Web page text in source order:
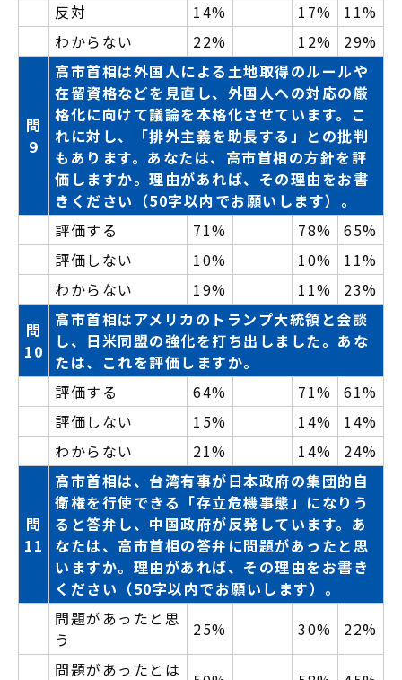
反対
14% 17%
11%
わからない
22% 12% 29%
問
９
高市首相は外国人による土地取得のルールや
在留資格などを見直し、外国人への対応の厳
格化に向けて議論を本格化させています。こ
れに対し、「排外主義を助長する」との批判
もあります。あなたは、高市首相の方針を評
価しますか。理由があれば、その理由をお書
きください（50字以内でお願いします）。
評価する
71% 78%
65%
評価しない
10% 10%
11%
わからない
19% 11%
23%
問
10
高市首相はアメリカのトランプ大統領と会談
し、日米同盟の強化を打ち出しました。あな
たは、これを評価しますか。
評価する
64% 71%
61%
評価しない
15% 14%
14%
わからない
21% 14% 24%
問
11
高市首相は、台湾有事が日本政府の集団的自
衛権を行使できる「存立危機事態」になりう
ると答弁し、中国政府が反発しています。あ
なたは、高市首相の答弁に問題があったと思
いますか。理由があれば、その理由をお書き
ください（50字以内でお願いします）。
問題があったと思
う
25% 30%
22%
問題があったとは